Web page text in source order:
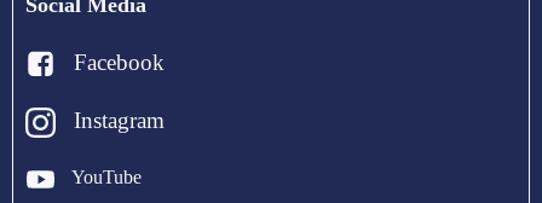
Facebook
Instagram
YouTube